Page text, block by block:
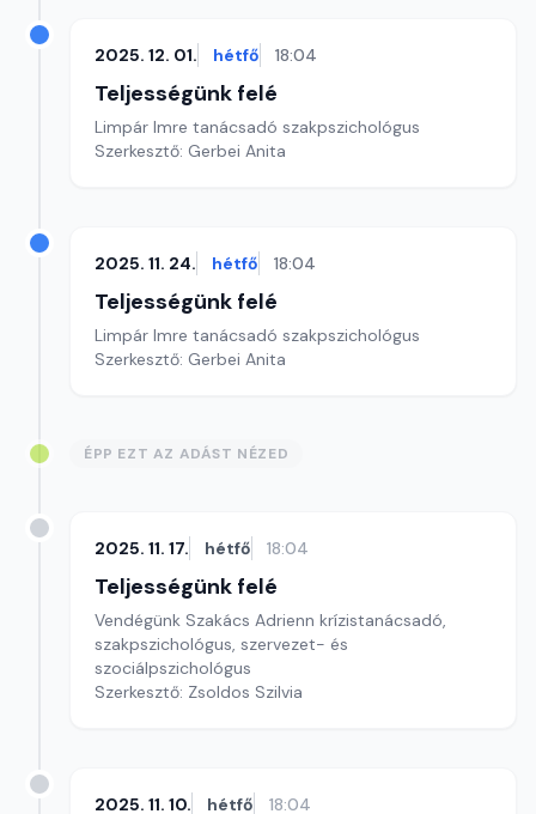
2025. 12. 01. hétfő 18:04
Teljességünk felé
Limpár Imre tanácsadó szakpszichológus
Szerkesztő: Gerbei Anita
2025. 11. 24. hétfő 18:04
Teljességünk felé
Limpár Imre tanácsadó szakpszichológus
Szerkesztő: Gerbei Anita
ÉPP EZT AZ ADÁST NÉZED
2025. 11. 17. hétfő 18:04
Teljességünk felé
Vendégünk Szakács Adrienn krízistanácsadó,
szakpszichológus, szervezet- és
szociálpszichológus
Szerkesztő: Zsoldos Szilvia
2025. 11. 10. hétfő 18:04